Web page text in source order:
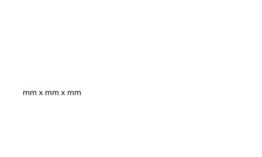
mm x mm x mm